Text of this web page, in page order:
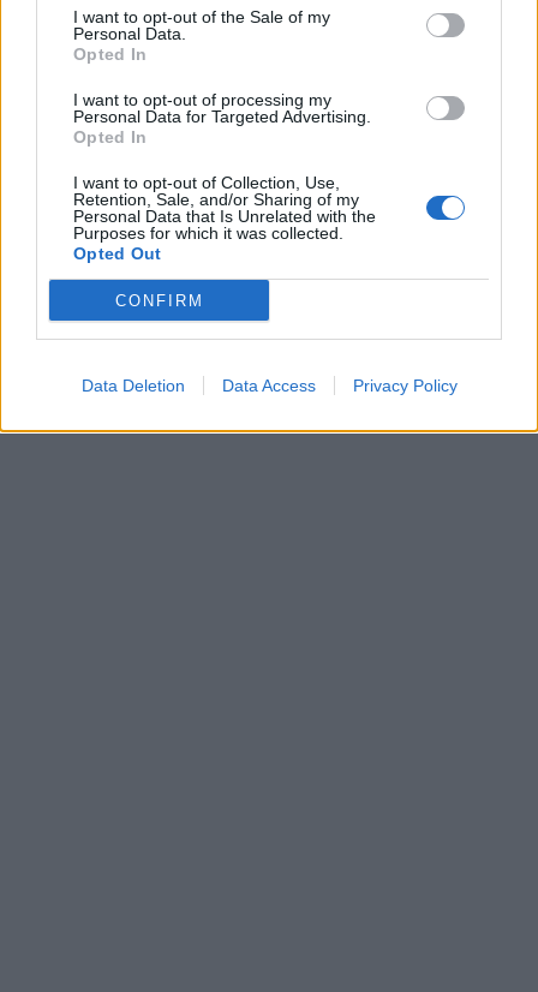
I want to opt-out of the Sale of my
Personal Data.
Opted In
I want to opt-out of processing my
Personal Data for Targeted Advertising.
Opted In
I want to opt-out of Collection, Use,
Retention, Sale, and/or Sharing of my
Personal Data that Is Unrelated with the
Purposes for which it was collected.
Opted Out
CONFIRM
Data Deletion Data Access Privacy Policy
In evidenza